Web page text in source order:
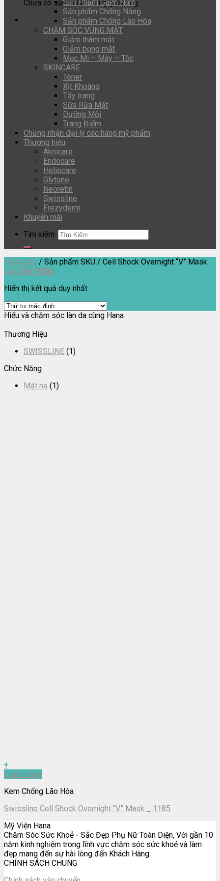
Chưa có sản phẩm trong giỏ hàng.
Sản Phẩm Giảm Nám
Sản phẩm Chống Nắng
Sản phẩm Chống Lão Hóa
CHĂM SÓC VÙNG MẮT
Giảm thâm mắt
Giảm bọng mắt
Mọc Mi – Mày – Tóc
SKINCARE
Toner
Xịt Khoáng
Tẩy trang
Sữa Rửa Mặt
Dưỡng Môi
Trang Điểm
Chứng nhận đại lý các hãng mỹ phẩm
Thương hiệu
Aknicare
Endocare
Heliocare
Glytone
Neoretin
Swissline
Frezyderm
Khuyến mãi
Tìm kiếm:
Trang chủ / Sản phẩm SKU / Cell Shock Overnight “V” Mask
Lọc Sản Phẩm
Hiển thị kết quả duy nhất
Hiểu và chăm sóc làn da cùng Hana
Thương Hiệu
SWISSLINE (1)
Chức Năng
Mặt nạ (1)
+
Quick View
Kem Chống Lão Hóa
Swissline Cell Shock Overnight “V” Mask _ 1185
Mỹ Viện Hana
Chăm Sóc Sức Khoẻ - Sắc Đẹp Phụ Nữ Toàn Diện, Với gần 10
năm kinh nghiệm trong lĩnh vực chăm sóc sức khoẻ và làm
đẹp mang đến sự hài lòng đến Khách Hàng
CHÍNH SÁCH CHUNG